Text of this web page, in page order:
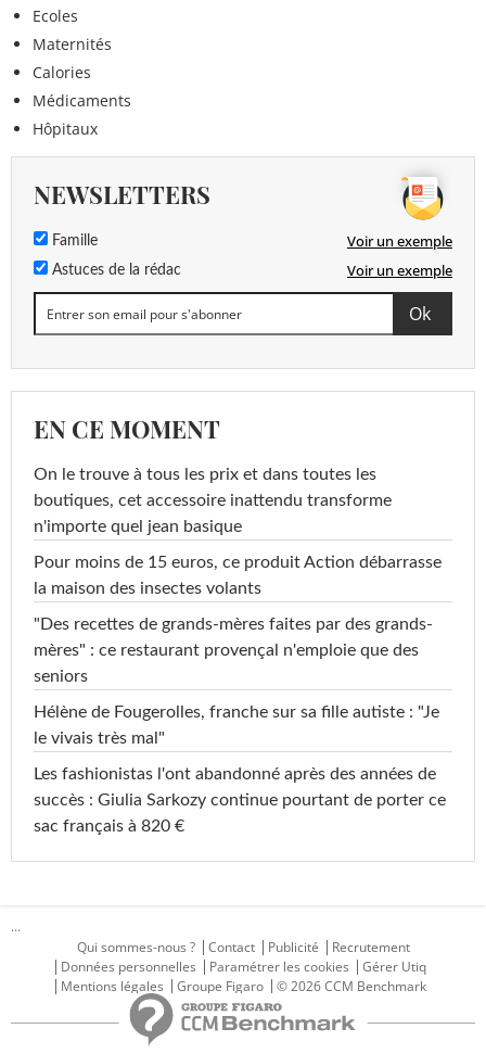
Ecoles
Maternités
Calories
Médicaments
Hôpitaux
NEWSLETTERS
Famille Voir un exemple
Astuces de la rédac Voir un exemple
EN CE MOMENT
On le trouve à tous les prix et dans toutes les
boutiques, cet accessoire inattendu transforme
n'importe quel jean basique
Pour moins de 15 euros, ce produit Action débarrasse
la maison des insectes volants
"Des recettes de grands-mères faites par des grands-
mères" : ce restaurant provençal n'emploie que des
seniors
Hélène de Fougerolles, franche sur sa fille autiste : "Je
le vivais très mal"
Les fashionistas l'ont abandonné après des années de
succès : Giulia Sarkozy continue pourtant de porter ce
sac français à 820 €
...
Qui sommes-nous ?
Contact Publicité
Recrutement
Données personnelles
Paramétrer les cookies
Gérer Utiq
Mentions légales
Groupe Figaro © 2026 CCM Benchmark